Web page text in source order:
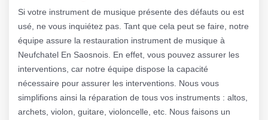
Si votre instrument de musique présente des défauts ou est
usé, ne vous inquiétez pas. Tant que cela peut se faire, notre
équipe assure la restauration instrument de musique à
Neufchatel En Saosnois. En effet, vous pouvez assurer les
interventions, car notre équipe dispose la capacité
nécessaire pour assurer les interventions. Nous vous
simplifions ainsi la réparation de tous vos instruments : altos,
archets, violon, guitare, violoncelle, etc. Nous faisons un